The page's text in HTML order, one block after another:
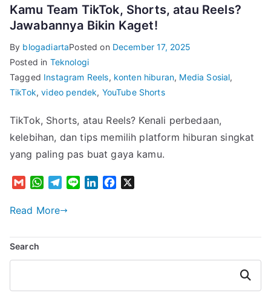
Kamu Team TikTok, Shorts, atau Reels?
Jawabannya Bikin Kaget!
By blogadiartaPosted on December 17, 2025
Posted in Teknologi
Tagged Instagram Reels, konten hiburan, Media Sosial,
TikTok,video pendek, YouTube Shorts
TikTok, Shorts, atau Reels? Kenali perbedaan,
kelebihan, dan tips memilih platform hiburan singkat
yang paling pas buat gaya kamu.
G
a
l
W
a
s
p
T
l
g
a
e
I
b
o
Read More
Search
Search